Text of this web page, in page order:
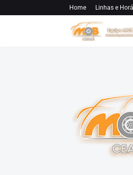
Home Linhas e